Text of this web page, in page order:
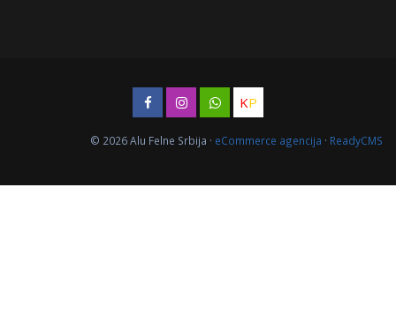
KP
© 2026 Alu Felne Srbija · eCommerce agencija · ReadyCMS